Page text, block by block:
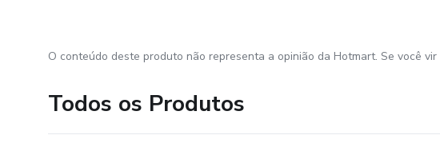
O conteúdo deste produto não representa a opinião da Hotmart. Se você
Todos os Produtos